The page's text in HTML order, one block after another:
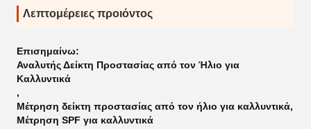
Λεπτομέρειες προιόντος
Επισημαίνω:
Αναλυτής Δείκτη Προστασίας από τον Ήλιο για
Καλλυντικά
,
Μέτρηση δείκτη προστασίας από τον ήλιο για καλλυντικά,
Μέτρηση SPF για καλλυντικά